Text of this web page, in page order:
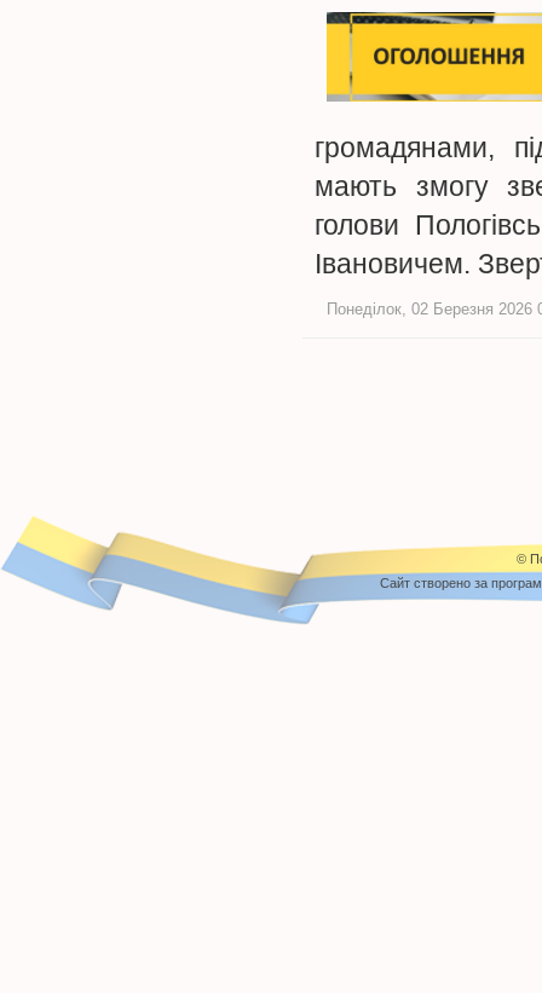
громадянами,
мають змогу
голови
Івановичем.
Понеділок, 02 Березня 2026
©
Cайт створено за